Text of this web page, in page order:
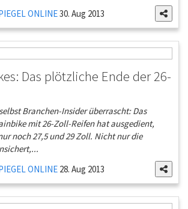
ONLINE30. Aug 2013
Das plötzliche Ende der 26-
Branchen-Insider überrascht: Das
mit 26-Zoll-Reifen hat ausgedient,
noch 27,5 und 29 Zoll. Nicht nur die
ONLINE 28. Aug 2013